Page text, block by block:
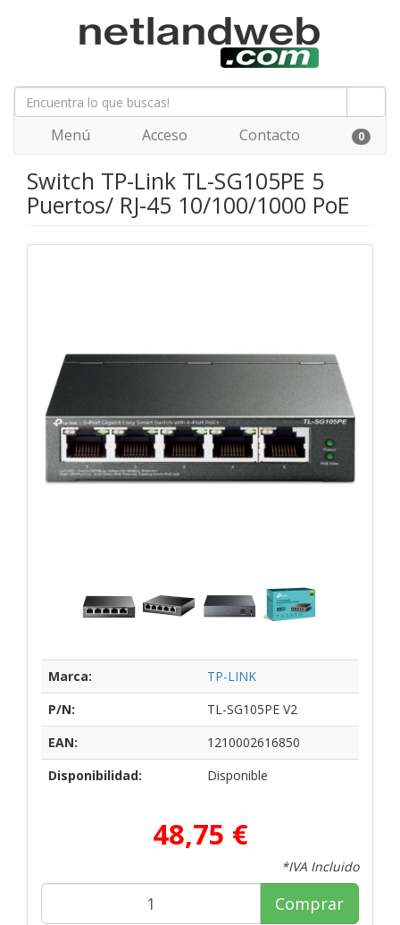
Menú Acceso Contacto 0
Switch TP-Link TL-SG105PE 5
Puertos/ RJ-45 10/100/1000 PoE
Marca:
TP-LINK
P/N:
TL-SG105PE V2
EAN:
1210002616850
Disponibilidad:
Disponible
48,75 €
*IVA Incluido
Comprar